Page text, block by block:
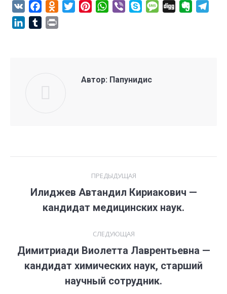
VK FacebookOdnoklassniki
TwitterPinterestWhatsApp
Viber SkypeMessage
Digg Evernote
LinkedInTumblr
Автор: Папунидис
записям
ПРЕДЫДУЩАЯ
Предыдущая
запись:
Илиджев Автандил Кириакович —
кандидат медицинских наук.
СЛЕДУЮЩАЯ
Следующая
запись:
Димитриади Виолетта Лаврентьевна —
кандидат химических наук, старший
научный сотрудник.